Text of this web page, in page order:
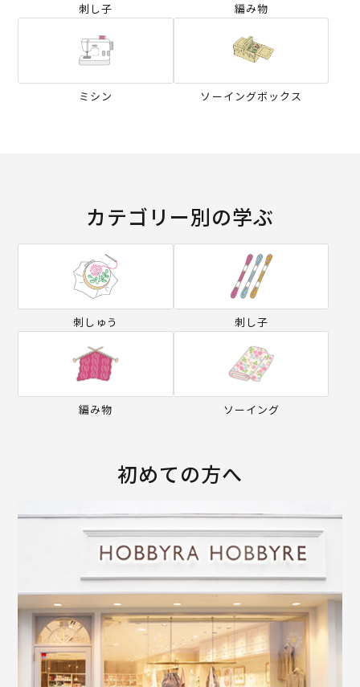
刺し子 編み物
ミシン ソーイングボックス
カテゴリー別の学ぶ
刺しゅう 刺し子
編み物 ソーイング
初めての方へ